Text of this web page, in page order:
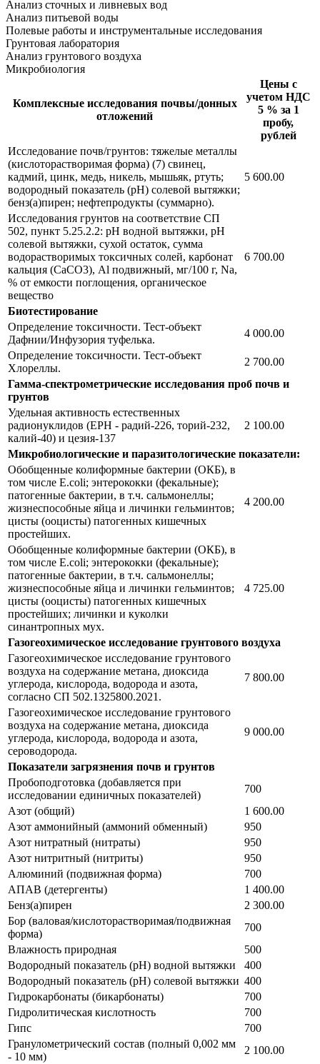
Анализ сточных и ливневых вод
Анализ питьевой воды
Полевые работы и инструментальные исследования
Грунтовая лаборатория
Анализ грунтового воздуха
Микробиология
Комплексные исследования почвы/донных
отложений
Цены с
учетом НДС
5 % за 1
пробу,
рублей
Исследование почв/грунтов: тяжелые металлы
(кислоторастворимая форма) (7) свинец,
кадмий, цинк, медь, никель, мышьяк, ртуть;
водородный показатель (рН) солевой вытяжки;
бенз(а)пирен; нефтепродукты (суммарно).
5 600.00
Исследования грунтов на соответствие СП
502, пункт 5.25.2.2: pH водной вытяжки, рН
солевой вытяжки, сухой остаток, сумма
водорастворимых токсичных солей, карбонат
кальция (СаСО3), Al подвижный, мг/100 г, Na,
% от емкости поглощения, органическое
вещество
6 700.00
Биотестирование
Определение токсичности. Тест-объект
Дафнии/Инфузория туфелька.
4 000.00
Определение токсичности. Тест-объект
Хлореллы.
2 700.00
Гамма-спектрометрические исследования проб почв и
грунтов
Удельная активность естественных
радионуклидов (ЕРН - радий-226, торий-232,
калий-40) и цезия-137
2 100.00
Микробиологические и паразитологические показатели:
Обобщенные колиформные бактерии (ОКБ), в
том числе Е.coli; энтерококки (фекальные);
патогенные бактерии, в т.ч. сальмонеллы;
жизнеспособные яйца и личинки гельминтов;
цисты (ооцисты) патогенных кишечных
простейших.
4 200.00
Обобщенные колиформные бактерии (ОКБ), в
том числе Е.coli; энтерококки (фекальные);
патогенные бактерии, в т.ч. сальмонеллы;
жизнеспособные яйца и личинки гельминтов;
цисты (ооцисты) патогенных кишечных
простейших; личинки и куколки
синантропных мух.
4 725.00
Газогеохимическое исследование грунтового воздуха
Газогеохимическое исследование грунтового
воздуха на содержание метана, диоксида
углерода, кислорода, водорода и азота,
согласно СП 502.1325800.2021.
7 800.00
Газогеохимическое исследование грунтового
воздуха на содержание метана, диоксида
углерода, кислорода, водорода и азота,
сероводорода.
9 000.00
Показатели загрязнения почв и грунтов
Пробоподготовка (добавляется при
исследовании единичных показателей)
700
Азот (общий)
1 600.00
Азот аммонийный (аммоний обменный)
950
Азот нитратный (нитраты)
950
Азот нитритный (нитриты)
950
Алюминий (подвижная форма)
700
АПАВ (детергенты)
1 400.00
Бенз(а)пирен
2 300.00
Бор (валовая/кислоторастворимая/подвижная
форма)
700
Влажность природная
500
Водородный показатель (рН) водной вытяжки
400
Водородный показатель (рН) солевой вытяжки 400
Гидрокарбонаты (бикарбонаты)
700
Гидролитическая кислотность
700
Гипс
700
Гранулометрический состав (полный 0,002 мм
- 10 мм)
2 100.00